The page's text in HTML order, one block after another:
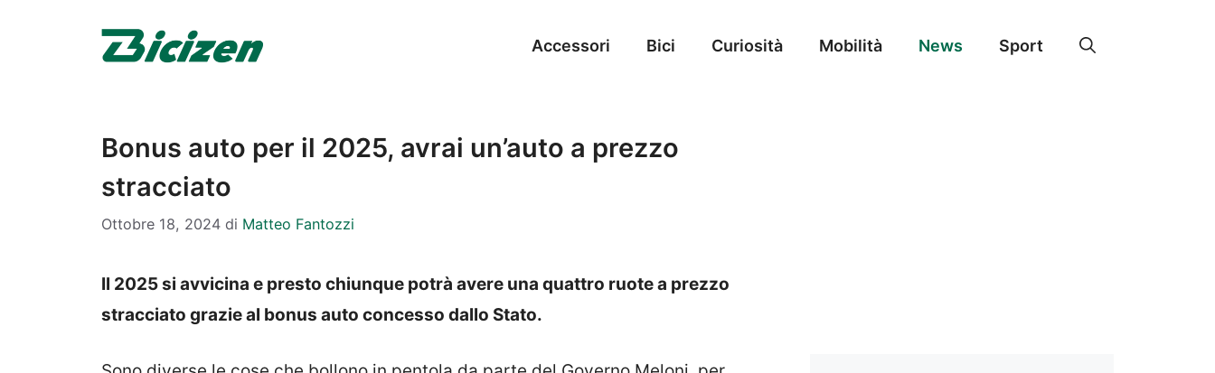
Accessori Bici Curiosità Mobilità News Sport
Bonus auto per il 2025, avrai un’auto a prezzo
stracciato
Ottobre 18, 2024 di Matteo Fantozzi
Il 2025 si avvicina e presto chiunque potrà avere una quattro ruote a prezzo
stracciato grazie al bonus auto concesso dallo Stato.